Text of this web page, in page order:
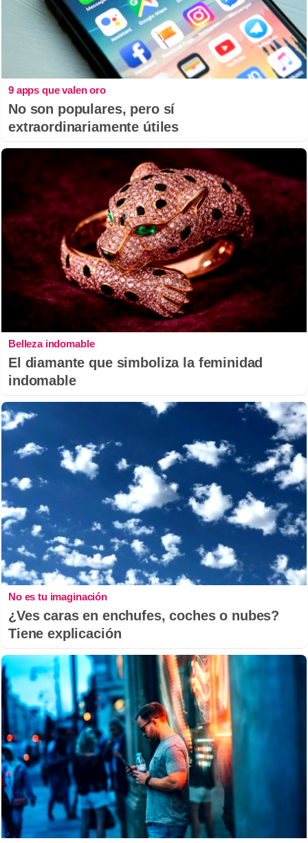
9 apps que valen oro
No son populares, pero sí
extraordinariamente útiles
Belleza indomable
El diamante que simboliza la feminidad
indomable
No es tu imaginación
¿Ves caras en enchufes, coches o nubes?
Tiene explicación